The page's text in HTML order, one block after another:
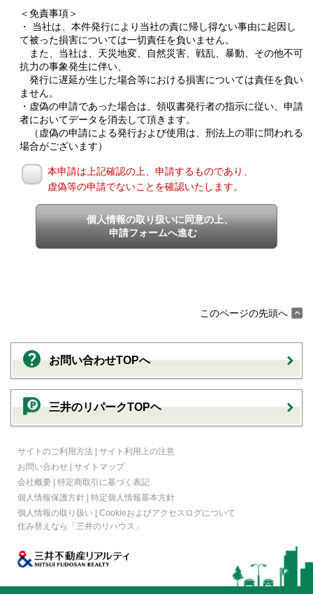
＜免責事項＞
・ 当社は、本件発行により当社の責に帰し得ない事由に起因し
て被った損害については一切責任を負いません。
また、当社は、天災地変、自然災害、戦乱、暴動、その他不可
抗力の事象発生に伴い、
発行に遅延が生じた場合等における損害については責任を負い
ません。
・虚偽の申請であった場合は、領収書発行者の指示に従い、申請
者においてデータを消去して頂きます。
（虚偽の申請による発行および使用は、刑法上の罪に問われる
場合がございます）
本申請は上記確認の上、申請するものであり、
虚偽等の申請でないことを確認いたします。
個人情報の取り扱いに同意の上、
申請フォームへ進む
このページの先頭へ
お問い合わせTOPへ
三井のリパークTOPヘ
サイトのご利用方法 | サイト利用上の注意
お問い合わせ | サイトマップ
会社概要 | 特定商取引に基づく表記
個人情報保護方針 | 特定個人情報基本方針
個人情報の取り扱い | Cookieおよびアクセスログについて
住み替えなら
「三井のリハウス」